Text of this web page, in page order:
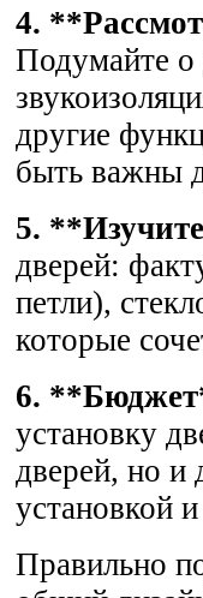
4.
Подумайте о
другие
быть важны
5.
дверей:
петли),
которые
6.
установку
дверей, но и
установкой
Правильно